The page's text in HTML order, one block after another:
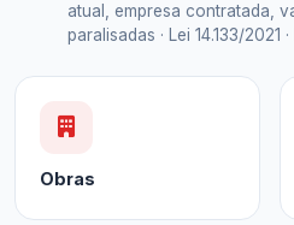
atual, empresa contratada,
paralisadas · Lei 14.133/2021
Obras